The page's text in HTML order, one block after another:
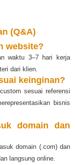
(Q&A)
website?
waktu 3–7 hari kerja
dari klien.
keinginan?
sesuai referensi
bisnis
domain dan
domain (.com) dan
langsung online.